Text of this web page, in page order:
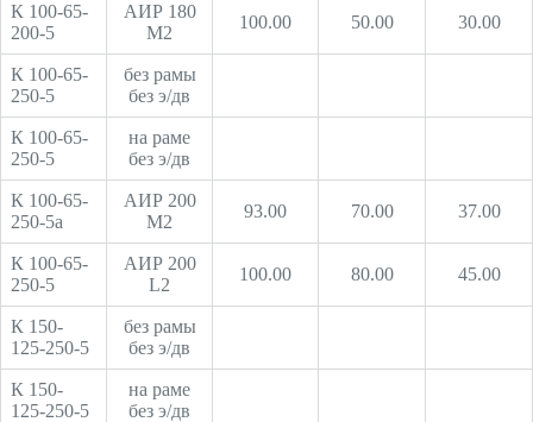
К 100-65-
200-5
АИР 180
М2
100.00 50.00 30.00
К 100-65-
250-5
без рамы
без э/дв
К 100-65-
250-5
на раме
без э/дв
К 100-65-
250-5а
АИР 200
М2
93.00 70.00 37.00
К 100-65-
250-5
АИР 200
L2
100.00 80.00 45.00
К 150-
125-250-5
без рамы
без э/дв
К 150-
125-250-5
на раме
без э/дв